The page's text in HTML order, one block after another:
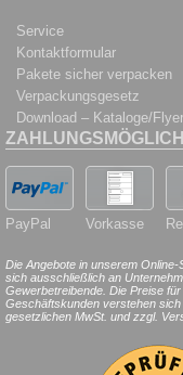
Service
Kontaktformular
Pakete sicher verpacken
Verpackungsgesetz
Download – Kataloge/Flyer
PayPal Vorkasse
Die Angebote in unserem Online-
sich ausschließlich an
Gewerbetreibende. Die Preise für
Geschäftskunden verstehen
gesetzlichen MwSt. und zzgl.